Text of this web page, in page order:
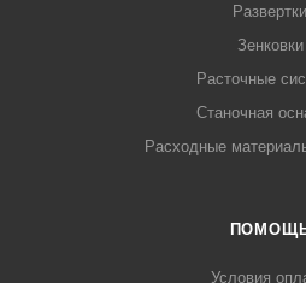
Развертки
Зенковки
Расточные
Станочная
Расходные
Условия